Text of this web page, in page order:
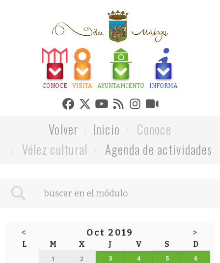
CONOCE VISITA AYUNTAMIENTO INFORMA
Volver Inicio
Conoce
Vélez cultural
Agenda de actividades
< Oct 2019 >
L M X J V S D
1 2 3 4 5 6